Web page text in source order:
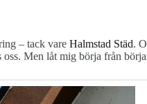
– tack vare Halmstad Städ.
oss. Men låt mig börja från